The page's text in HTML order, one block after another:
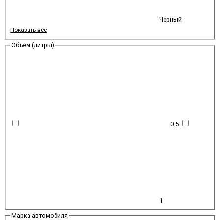
Черный
Показать все
Объем (литры)
0.5
1
Марка автомобиля